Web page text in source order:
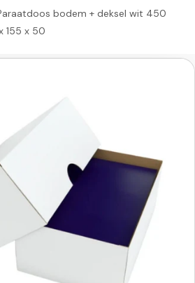
bodem + deksel wit 450
155 x 50